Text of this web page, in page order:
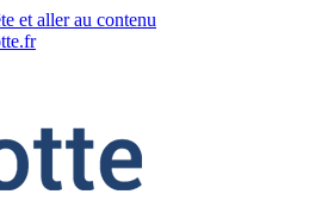
et aller au contenu